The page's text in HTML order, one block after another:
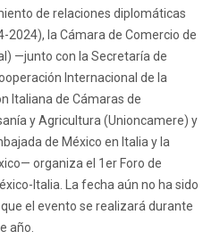
de relaciones diplomáticas
2024), la Cámara de Comercio de
—junto con la Secretaría de
Internacional de la
Italiana de Cámaras de
y Agricultura (Unioncamere) y
de México en Italia y la
organiza el 1er Foro de
Italia. La fecha aún no ha sido
el evento se realizará durante
año.